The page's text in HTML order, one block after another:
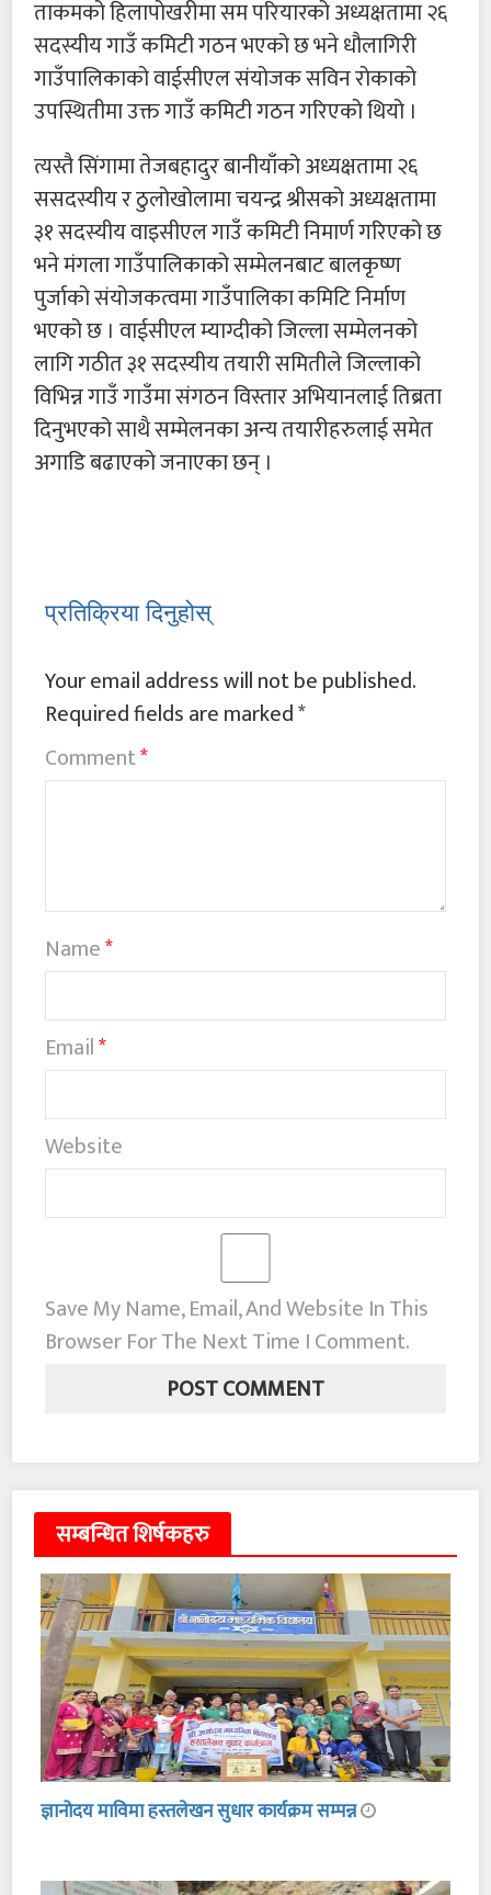
ताकमको हिलापोखरीमा सम परियारको अध्यक्षतामा २६
सदस्यीय गाउँ कमिटी गठन भएको छ भने धौलागिरी
गाउँपालिकाको वाईसीएल संयोजक सविन रोकाको
उपस्थितीमा उक्त गाउँ कमिटी गठन गरिएको थियो ।
त्यस्तै सिंगामा तेजबहादुर बानीयाँको अध्यक्षतामा २६
ससदस्यीय र ठुलोखोलामा चयन्द्र श्रीसको अध्यक्षतामा
३१ सदस्यीय वाइसीएल गाउँ कमिटी निमार्ण गरिएको छ
भने मंगला गाउँपालिकाको सम्मेलनबाट बालकृष्ण
पुर्जाको संयोजकत्वमा गाउँपालिका कमिटि निर्माण
भएको छ । वाईसीएल म्याग्दीको जिल्ला सम्मेलनको
लागि गठीत ३१ सदस्यीय तयारी समितीले जिल्लाको
विभिन्न गाउँ गाउँमा संगठन विस्तार अभियानलाई तिब्रता
दिनुभएको साथै सम्मेलनका अन्य तयारीहरुलाई समेत
अगाडि बढाएको जनाएका छन् ।
प्रतिक्रिया दिनुहोस्
Your email address will not be published.
Required fields are marked*
Comment*
Name*
Email*
Website
Save My Name, Email, And Website In This
Browser For The Next Time I Comment.
सम्बन्धित शिर्षकहरु
ज्ञानोदय माविमा हस्तलेखन सुधार कार्यक्रम सम्पन्न